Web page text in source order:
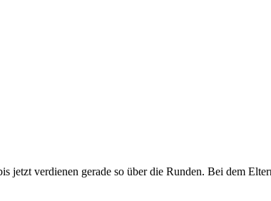
verdienen gerade so über die Runden. Bei dem